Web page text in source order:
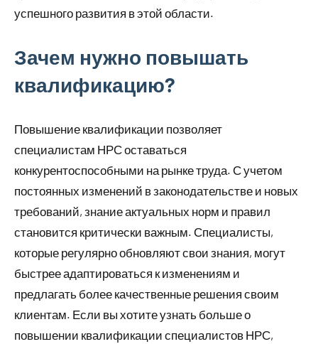
успешного развития в этой области.
Зачем нужно повышать
квалификацию?
Повышение квалификации позволяет
специалистам НРС оставаться
конкурентоспособными на рынке труда. С учетом
постоянных изменений в законодательстве и новых
требований, знание актуальных норм и правил
становится критически важным. Специалисты,
которые регулярно обновляют свои знания, могут
быстрее адаптироваться к изменениям и
предлагать более качественные решения своим
клиентам. Если вы хотите узнать больше о
повышении квалификации специалистов НРС,